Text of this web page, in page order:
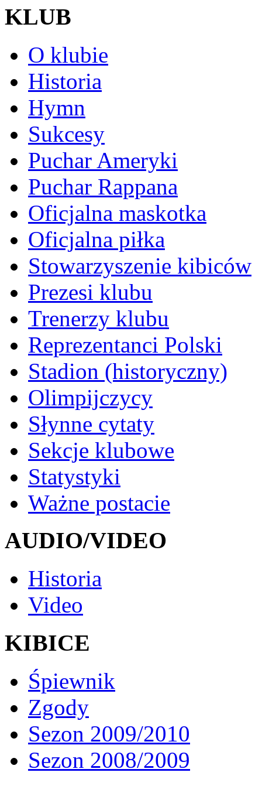
KLUB
O klubie
Historia
Hymn
Sukcesy
Puchar Ameryki
Puchar Rappana
Oficjalna maskotka
Oficjalna piłka
Stowarzyszenie kibiców
Prezesi klubu
Trenerzy klubu
Reprezentanci Polski
Stadion (historyczny)
Olimpijczycy
Słynne cytaty
Sekcje klubowe
Statystyki
Ważne postacie
AUDIO/VIDEO
Historia
Video
KIBICE
Śpiewnik
Zgody
Sezon 2009/2010
Sezon 2008/2009